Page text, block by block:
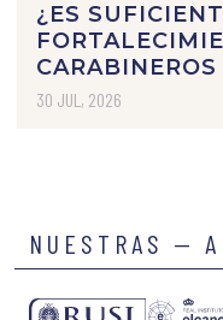
¿ES
30 JUL, 2026
NUESTRAS —